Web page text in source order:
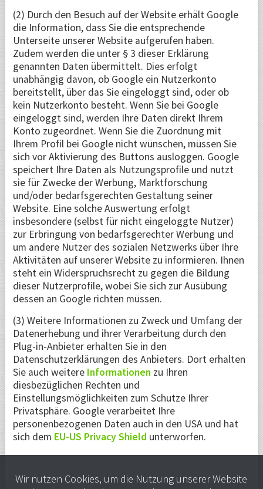
(2) Durch den Besuch auf der Website erhält Google
die Information, dass Sie die entsprechende
Unterseite unserer Website aufgerufen haben.
Zudem werden die unter § 3 dieser Erklärung
genannten Daten übermittelt. Dies erfolgt
unabhängig davon, ob Google ein Nutzerkonto
bereitstellt, über das Sie eingeloggt sind, oder ob
kein Nutzerkonto besteht. Wenn Sie bei Google
eingeloggt sind, werden Ihre Daten direkt Ihrem
Konto zugeordnet. Wenn Sie die Zuordnung mit
Ihrem Profil bei Google nicht wünschen, müssen Sie
sich vor Aktivierung des Buttons ausloggen. Google
speichert Ihre Daten als Nutzungsprofile und nutzt
sie für Zwecke der Werbung, Marktforschung
und/oder bedarfsgerechten Gestaltung seiner
Website. Eine solche Auswertung erfolgt
insbesondere (selbst für nicht eingeloggte Nutzer)
zur Erbringung von bedarfsgerechter Werbung und
um andere Nutzer des sozialen Netzwerks über Ihre
Aktivitäten auf unserer Website zu informieren. Ihnen
steht ein Widerspruchsrecht zu gegen die Bildung
dieser Nutzerprofile, wobei Sie sich zur Ausübung
dessen an Google richten müssen.
(3) Weitere Informationen zu Zweck und Umfang der
Datenerhebung und ihrer Verarbeitung durch den
Plug-in-Anbieter erhalten Sie in den
Datenschutzerklärungen des Anbieters. Dort erhalten
Sie auch weitere Informationen zu Ihren
diesbezüglichen Rechten und
Einstellungsmöglichkeiten zum Schutze Ihrer
Privatsphäre. Google verarbeitet Ihre
personenbezogenen Daten auch in den USA und hat
sich dem EU-US Privacy Shield unterworfen.
Wir nutzen Cookies, um die Nutzung unserer Website